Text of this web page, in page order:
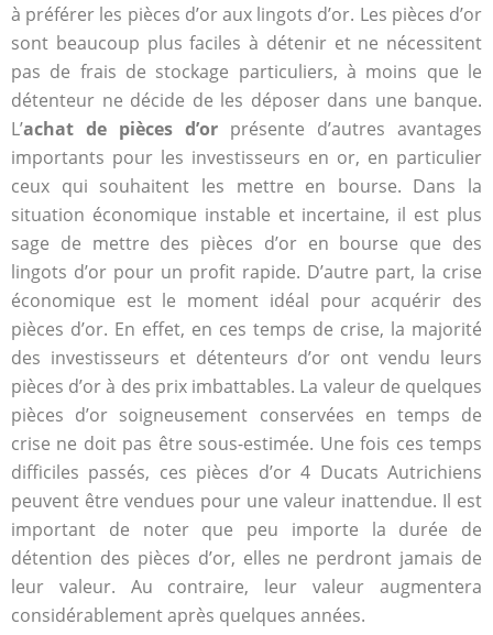
à préférer les pièces d’or aux lingots d’or. Les pièces d’or
sont beaucoup plus faciles à détenir et ne nécessitent
pas de frais de stockage particuliers, à moins que le
détenteur ne décide de les déposer dans une banque.
L’achat de pièces d’or présente d’autres avantages
importants pour les investisseurs en or, en particulier
ceux qui souhaitent les mettre en bourse. Dans la
situation économique instable et incertaine, il est plus
sage de mettre des pièces d’or en bourse que des
lingots d’or pour un profit rapide. D’autre part, la crise
économique est le moment idéal pour acquérir des
pièces d’or. En effet, en ces temps de crise, la majorité
des investisseurs et détenteurs d’or ont vendu leurs
pièces d’or à des prix imbattables. La valeur de quelques
pièces d’or soigneusement conservées en temps de
crise ne doit pas être sous-estimée. Une fois ces temps
difficiles passés, ces pièces d’or 4 Ducats Autrichiens
peuvent être vendues pour une valeur inattendue. Il est
important de noter que peu importe la durée de
détention des pièces d’or, elles ne perdront jamais de
leur valeur. Au contraire, leur valeur augmentera
considérablement après quelques années.